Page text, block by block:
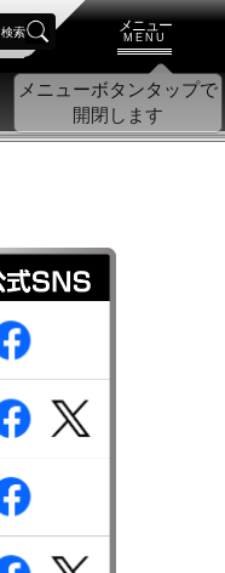
メニュー
MENU
検索